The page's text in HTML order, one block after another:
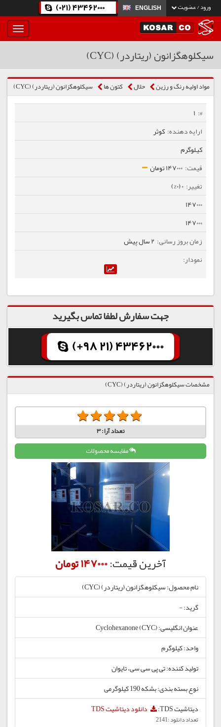
ورود / عضویت ENGLISH
(021) 43462000
بار
و
سیکلوهگزانون (ریتاردر) (CYC)
مواد اولیه رنگ و رزین حلال كتون ها سیکلوهگزانون (ریتاردر) (CYC)
1
کوثر
کیلوگرم
147000 تومان
0 (0%)
147000
147000
2 سال پیش
جهت سفارش لطفا تماس بگیرید
(+98 21) 43462000
مشخصات سیکلوهگزانون (ریتاردر) (CYC)
تعداد آرا:3
مقایسه محصولات
آخرین قیمت:147000 تومان
نام محصول: سیکلوهگزانون (ریتاردر) (CYC)
گرید: -
عنوان انگلیسی: Cyclohexanone (CYC)
واحد: کیلوگرم
تولید کننده: تی پی سی سی، تایوان
نوع بسته بندی: بشکه 190 کیلوگرمی
دیتاشیت TDS:
دانلود دیتاشیت TDS
تعداد دانلود :2141